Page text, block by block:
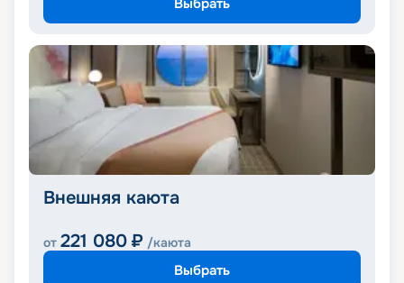
Внешняя каюта
от 221 080 ₽ /каюта
Выбрать